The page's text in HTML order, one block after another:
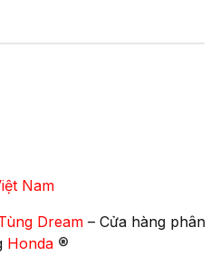
Nam
Dream – Cửa hàng phân
Honda ®